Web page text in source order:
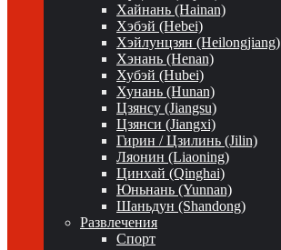
Хайнань (Hainan)
Хэбэй (Hebei)
Хэйлунцзян (Heilongjiang)
Хэнань (Henan)
Хубэй (Hubei)
Хунань (Hunan)
Цзянсу (Jiangsu)
Цзянси (Jiangxi)
Гирин / Цзилинь (Jilin)
Ляонин (Liaoning)
Цинхай (Qinghai)
Юньнань (Yunnan)
Шаньдун (Shandong)
Развлечения
Спорт